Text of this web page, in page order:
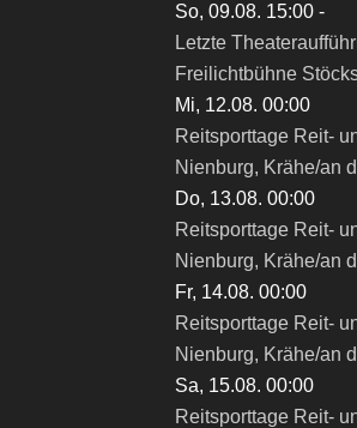
So, 09.08. 15:00 -
Letzte
Freilichtbühne
Mi, 12.08. 00:00
Reitsporttage Reit-
Nienburg, Krähe/an
Do, 13.08. 00:00
Reitsporttage Reit-
Nienburg, Krähe/an
Fr, 14.08. 00:00
Reitsporttage Reit-
Nienburg, Krähe/an
Sa, 15.08. 00:00
Reitsporttage Reit-